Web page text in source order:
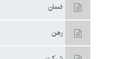
ضمان
رهن